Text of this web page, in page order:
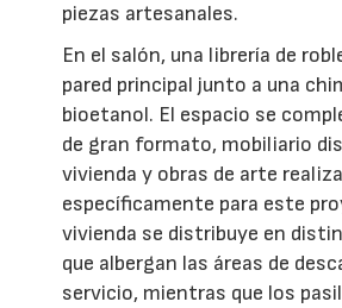
piezas artesanales.
En el salón, una librería de
pared principal junto a una
bioetanol. El espacio se
de gran formato, mobiliario
vivienda y obras de arte
específicamente para este
vivienda se distribuye en
que albergan las áreas de
servicio, mientras que los